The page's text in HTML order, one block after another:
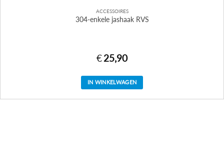
ACCESSOIRES
304-enkele jashaak RVS
€25,90
IN WINKELWAGEN